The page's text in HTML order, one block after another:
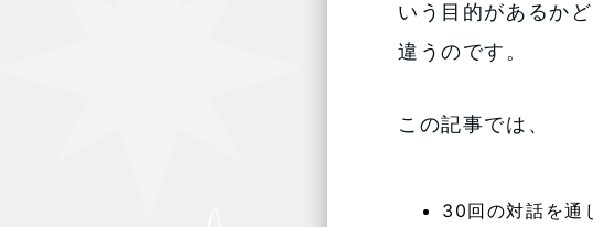
いう目的があるか
違うのです。
この記事では、
30回の対話を通